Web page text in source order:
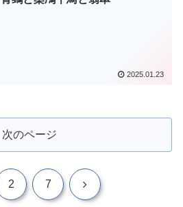
2025.01.23
次のページ
2 7 次